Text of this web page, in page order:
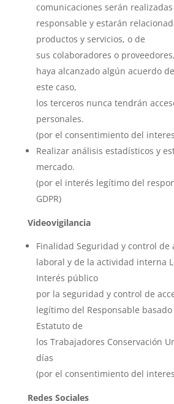
comunicaciones serán
responsable y estarán
productos y servicios, o de
sus colaboradores o
haya alcanzado algún acuerdo
este caso,
los terceros nunca tendrán
personales.
(por el consentimiento del
Realizar análisis estadísticos y
mercado.
(por el interés legítimo del
GDPR)
Videovigilancia
Finalidad Seguridad y control de
laboral y de la actividad interna
Interés público
por la seguridad y control de
legítimo del Responsable
Estatuto de
los Trabajadores Conservación
días
(por el consentimiento del
Redes Sociales